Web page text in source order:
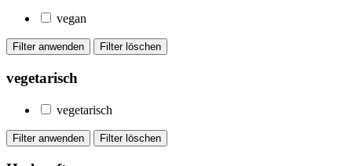
vegan
vegetarisch
vegetarisch